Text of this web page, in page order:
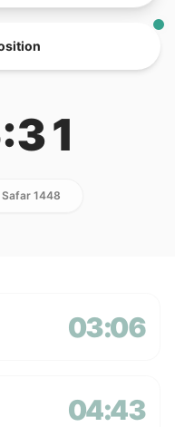
Safar 1448
03:06
04:43